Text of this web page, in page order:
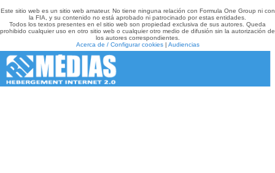
Este sitio web es un sitio web amateur. No tiene ninguna relación con Formula One Group ni con
la FIA, y su contenido no está aprobado ni patrocinado por estas entidades.
Todos los textos presentes en el sitio web son propiedad exclusiva de sus autores. Queda
prohibido cualquier uso en otro sitio web o cualquier otro medio de difusión sin la autorización de
los autores correspondientes.
Acerca de / Configurar cookies| Audiencias